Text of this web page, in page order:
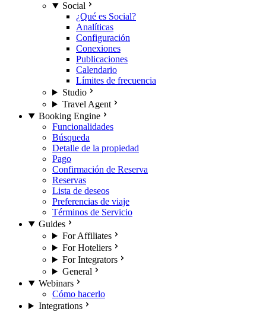
Social
¿Qué es Social?
Analíticas
Configuración
Conexiones
Publicaciones
Calendario
Límites de frecuencia
Studio
Travel Agent
Booking Engine
Funcionalidades
Búsqueda
Detalle de la propiedad
Pago
Confirmación de Reserva
Reservas
Lista de deseos
Preferencias de viaje
Términos de Servicio
Guides
For Affiliates
For Hoteliers
For Integrators
General
Webinars
Cómo hacerlo
Integrations